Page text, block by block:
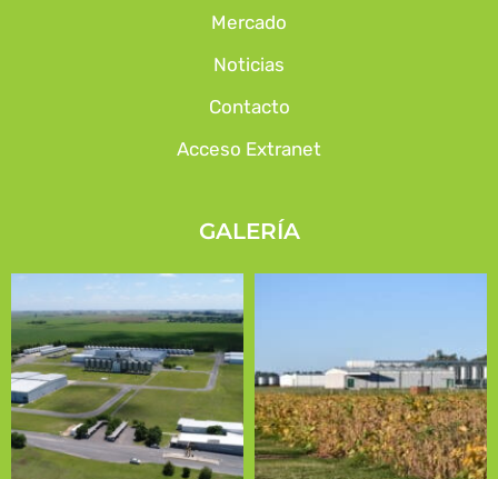
Mercado
Noticias
Contacto
Acceso Extranet
GALERÍA